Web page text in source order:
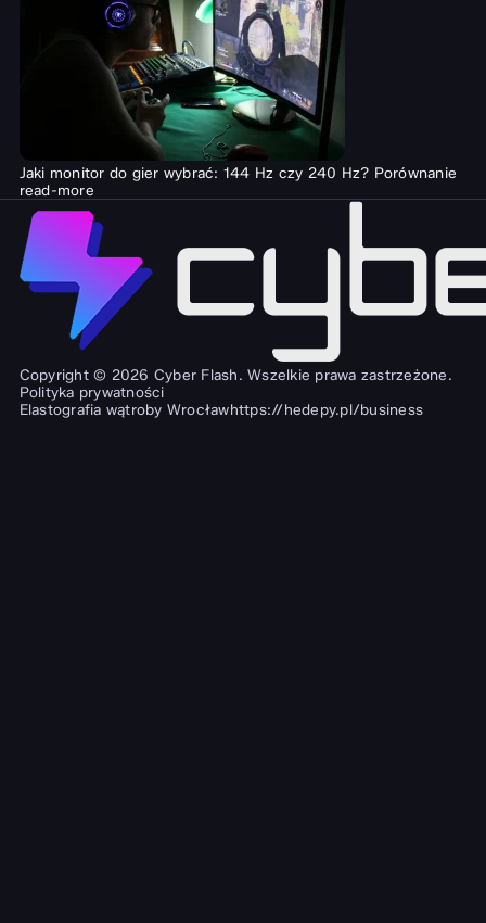
Jaki monitor do gier wybrać: 144 Hz czy 240 Hz? Porównanie
read-more
Copyright © 2026 Cyber Flash. Wszelkie prawa zastrzeżone.
Polityka prywatności
Elastografia wątroby Wrocławhttps://hedepy.pl/business